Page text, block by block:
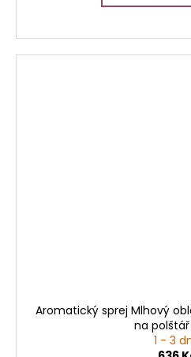
Aromatický sprej Mlhový
na
1 - 3